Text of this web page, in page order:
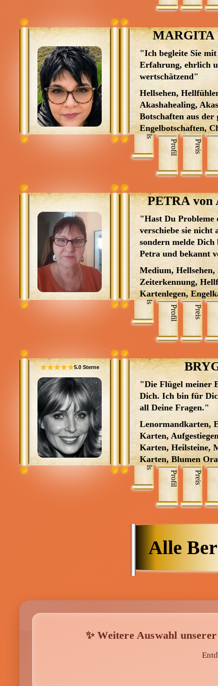
MARGITA
"Ich begleite Sie
Erfahrung, ehrlich
wertschätzend"
Hellsehen,
Akashahealing,
Botschaften aus der
Engelbotschaften,
Channeling,
Fremdenergien,
Tierenergetik, Reiki,
Karmische
Skills
Profil
Preis
PETRA von
"Hast Du Probleme
verschiebe sie nicht
sondern melde
Petra und bekannt
Medium, Hellsehen,
Zeiterkennung,
Kartenlegen,
mit Hilfsmittel,
Hilfsmittel,
Reiki, Wahrsagen,
geistigen Welt,
Tierkommunikation
Skills
Profil
Preis
★★★★★5.0 Sterne
"Die Flügel meiner
Dich. Ich bin für
all Deine Fragen."
Lenormandkarten,
Karten,
Karten, Heilsteine,
Karten, Blumen
Herzenswahrheiten
Engeltherapieorakel,
Seele Orakel
Lösungsmagie,
Skills
Profil
Preis
Alle
✨ Weitere Auswahl